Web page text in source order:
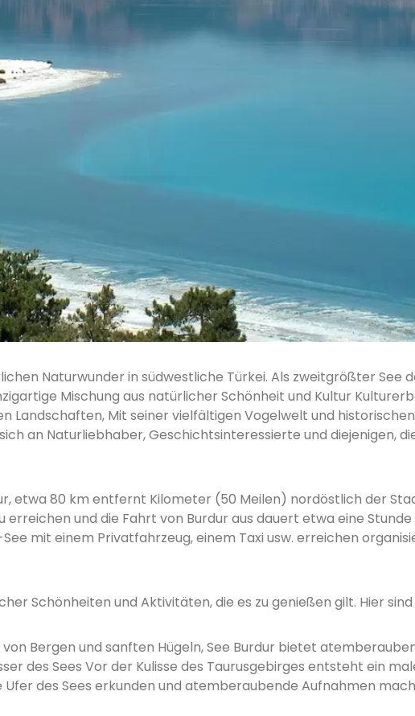
Naturwunder in südwestliche Türkei. Als zweitgrößter See
Mischung aus natürlicher Schönheit und Kultur
Landschaften, Mit seiner vielfältigen Vogelwelt und
an Naturliebhaber, Geschichtsinteressierte und diejenigen,
etwa 80 km entfernt Kilometer (50 Meilen) nordöstlich der
erreichen und die Fahrt von Burdur aus dauert etwa eine
mit einem Privatfahrzeug, einem Taxi usw. erreichen
Schönheiten und Aktivitäten, die es zu genießen gilt. Hier sind
Bergen und sanften Hügeln, See Burdur bietet
des Sees Vor der Kulisse des Taurusgebirges entsteht ein
Ufer des Sees erkunden und atemberaubende Aufnahmen